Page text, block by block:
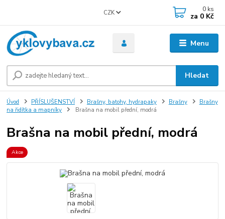
Menu
CZK
Hledat
0 ks
za 0 Kč
Úvod PŘÍSLUŠENSTVÍ Brašny, batohy, hydrapaky Brašny
Brašny
na řidítka a mapníky
Brašna na mobil přední, modrá
Brašna na mobil přední, modrá
Akce